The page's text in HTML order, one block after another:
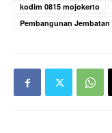
kodim 0815 mojokerto
Pembangunan